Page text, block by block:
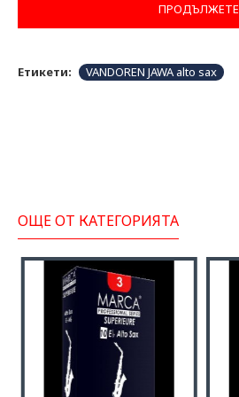
ПРОДЪЛЖЕТЕ
Етикети: VANDOREN JAWA alto sax
ОЩЕ ОТ КАТЕГОРИЯТА